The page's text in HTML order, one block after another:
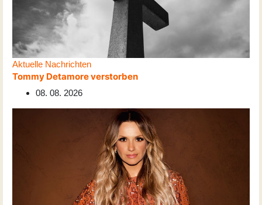
Aktuelle Nachrichten
Tommy Detamore verstorben
08. 08. 2026